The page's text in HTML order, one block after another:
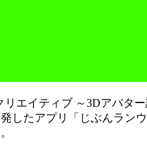
エイティブ ～3Dアバタ
したアプリ「じぶんラン